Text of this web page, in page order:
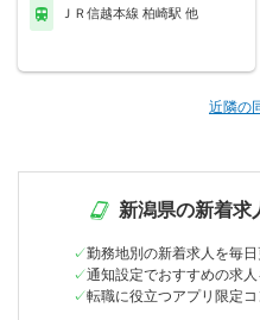
ＪＲ信越本線 柏崎駅 他
近隣の
新潟県の新着求
勤務地別の新着求人を毎
通知設定でおすすめの求
転職に役立つアプリ限定